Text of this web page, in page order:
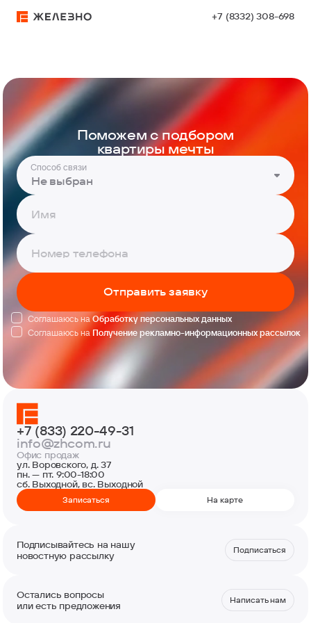
+7 (8332) 308-698
Поможем с подбором
квартиры мечты
Способ связи
Не выбран
Отправить заявку
Соглашаюсь наОбработку персональных данных
Соглашаюсь на Получение рекламно-информационных рассылок
+7 (833) 220-49-31
info@zhcom.ru
Офис продаж
ул. Воровского, д. 37
пн. — пт. 9:00-18:00
сб. Выходной, вс. Выходной
Записаться На карте
Подписывайтесь на нашу
новостную рассылку
Подписаться
Остались вопросы
или есть предложения
Написать нам